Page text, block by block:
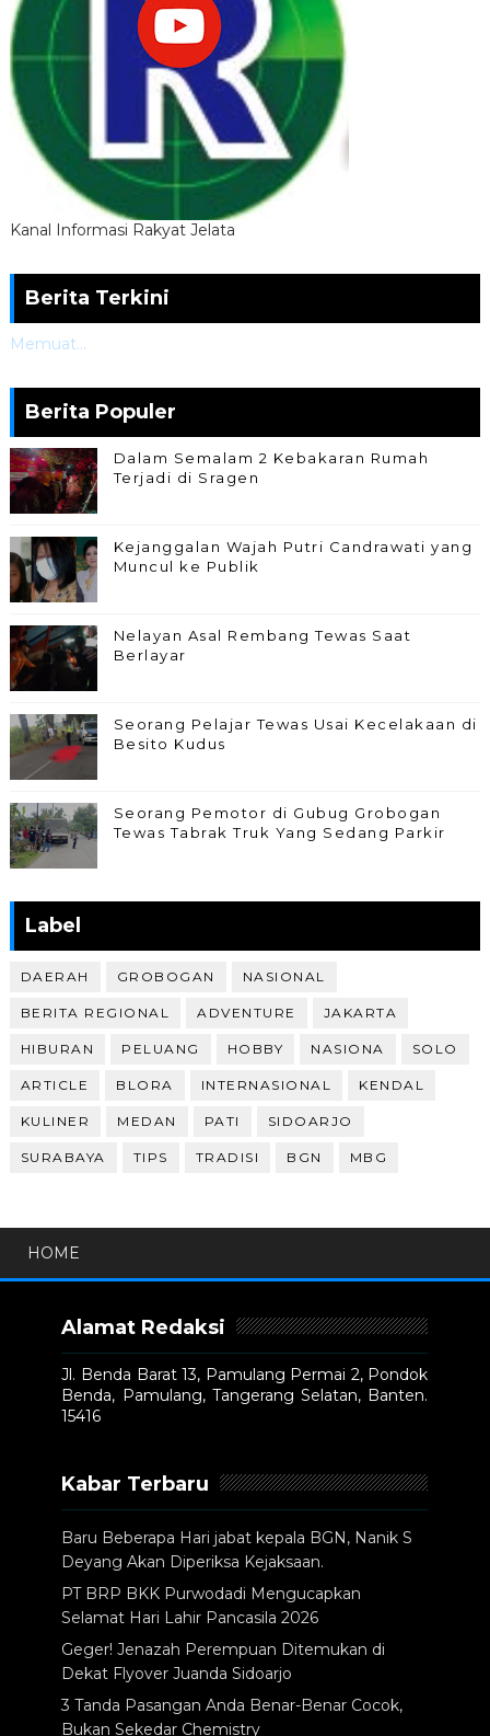
Kanal Informasi Rakyat Jelata
Berita Terkini
Memuat...
Berita Populer
Dalam Semalam 2 Kebakaran Rumah
Terjadi di Sragen
Kejanggalan Wajah Putri Candrawati yang
Muncul ke Publik
Nelayan Asal Rembang Tewas Saat
Berlayar
Seorang Pelajar Tewas Usai Kecelakaan di
Besito Kudus
Seorang Pemotor di Gubug Grobogan
Tewas Tabrak Truk Yang Sedang Parkir
Label
DAERAH GROBOGAN NASIONAL
BERITA REGIONAL ADVENTURE JAKARTA
HIBURAN PELUANG HOBBY NASIONA SOLO
ARTICLE BLORA INTERNASIONAL KENDAL
KULINER MEDAN PATI SIDOARJO
SURABAYA TIPS TRADISI BGN MBG
HOME
Alamat Redaksi
Jl. Benda Barat 13, Pamulang Permai 2, Pondok
Benda, Pamulang, Tangerang Selatan, Banten.
15416
Kabar Terbaru
Baru Beberapa Hari jabat kepala BGN, Nanik S
Deyang Akan Diperiksa Kejaksaan.
PT BRP BKK Purwodadi Mengucapkan
Selamat Hari Lahir Pancasila 2026
Geger! Jenazah Perempuan Ditemukan di
Dekat Flyover Juanda Sidoarjo
3 Tanda Pasangan Anda Benar-Benar Cocok,
Bukan Sekedar Chemistry